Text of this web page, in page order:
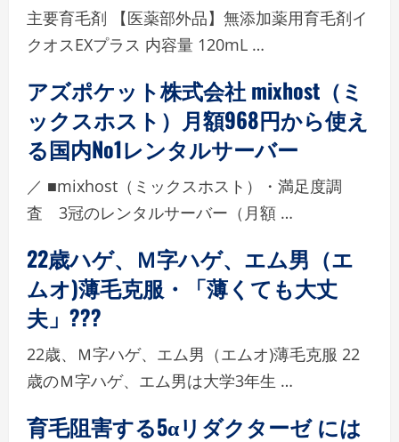
主要育毛剤 【医薬部外品】無添加薬用育毛剤イ
クオスEXプラス 内容量 120mL …
アズポケット株式会社 mixhost（ミ
ックスホスト）月額968円から使え
る国内No1レンタルサーバー
／ ■mixhost（ミックスホスト）・満足度調
査 3冠のレンタルサーバー（月額 …
22歳ハゲ、Ｍ字ハゲ、エム男（エ
ムオ)薄毛克服・「薄くても大丈
夫」???
22歳、Ｍ字ハゲ、エム男（エムオ)薄毛克服 22
歳のＭ字ハゲ、エム男は大学3年生 …
育毛阻害する5αリダクターゼ には